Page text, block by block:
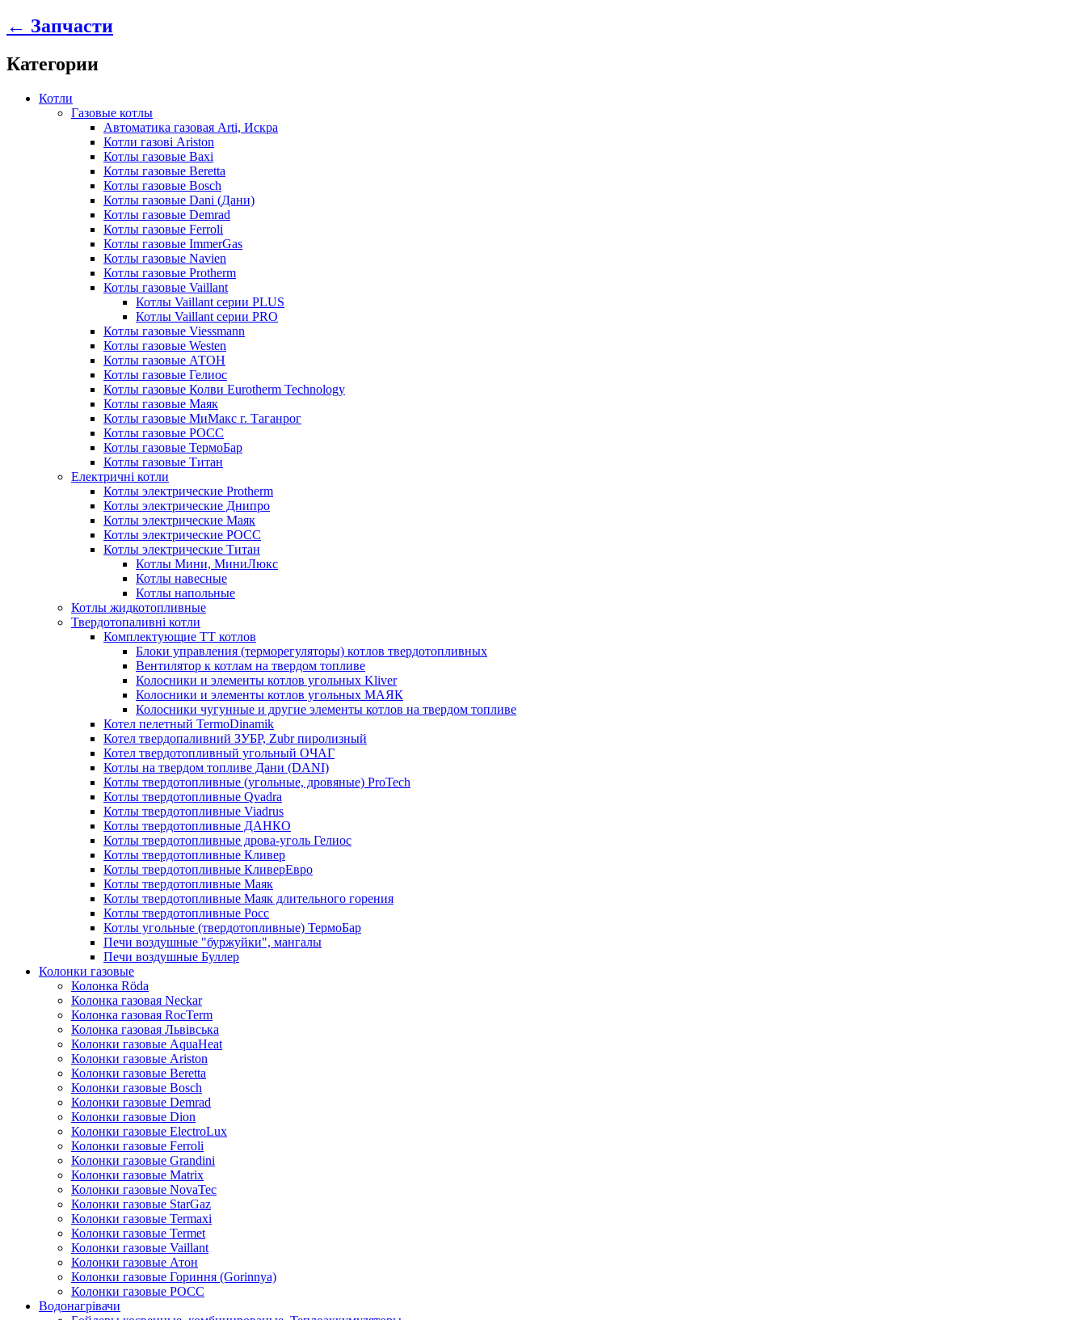
← Запчасти
Категории
Котли
Газовые котлы
Автоматика газовая Arti, Искра
Котли газові Ariston
Котлы газовые Baxi
Котлы газовые Beretta
Котлы газовые Bosch
Котлы газовые Dani (Дани)
Котлы газовые Demrad
Котлы газовые Ferroli
Котлы газовые ImmerGas
Котлы газовые Navien
Котлы газовые Protherm
Котлы газовые Vaillant
Котлы Vaillant серии PLUS
Котлы Vaillant серии PRO
Котлы газовые Viessmann
Котлы газовые Westen
Котлы газовые АТОН
Котлы газовые Гелиос
Котлы газовые Колви Eurotherm Technology
Котлы газовые Маяк
Котлы газовые МиМакс г. Таганрог
Котлы газовые РОСС
Котлы газовые ТермоБар
Котлы газовые Титан
Електричні котли
Котлы электрические Protherm
Котлы электрические Днипро
Котлы электрические Маяк
Котлы электрические РОСС
Котлы электрические Титан
Котлы Мини, МиниЛюкс
Котлы навесные
Котлы напольные
Котлы жидкотопливные
Твердотопаливні котли
Комплектующие ТТ котлов
Блоки управления (терморегуляторы) котлов твердотопливных
Вентилятор к котлам на твердом топливе
Колосники и элементы котлов угольных Kliver
Колосники и элементы котлов угольных МАЯК
Колосники чугунные и другие элементы котлов на твердом топливе
Котел пелетный TermoDinamik
Котел твердопаливний ЗУБР, Zubr пиролизный
Котел твердотопливный угольный ОЧАГ
Котлы на твердом топливе Дани (DANI)
Котлы твердотопливные (угольные, дровяные) ProTech
Котлы твердотопливные Qvadra
Котлы твердотопливные Viadrus
Котлы твердотопливные ДАНКО
Котлы твердотопливные дрова-уголь Гелиос
Котлы твердотопливные Кливер
Котлы твердотопливные КливерЕвро
Котлы твердотопливные Маяк
Котлы твердотопливные Маяк длительного горения
Котлы твердотопливные Росс
Котлы угольные (твердотопливные) ТермоБар
Печи воздушные "буржуйки", мангалы
Печи воздушные Буллер
Колонки газовые
Колонка Rӧda
Колонка газовая Neckar
Колонка газовая RocTerm
Колонка газовая Львiвська
Колонки газовые AquaHeat
Колонки газовые Ariston
Колонки газовые Beretta
Колонки газовые Bosch
Колонки газовые Demrad
Колонки газовые Dion
Колонки газовые ElectroLux
Колонки газовые Ferroli
Колонки газовые Grandini
Колонки газовые Matrix
Колонки газовые NovaTec
Колонки газовые StarGaz
Колонки газовые Termaxi
Колонки газовые Termet
Колонки газовые Vaillant
Колонки газовые Атон
Колонки газовые Гориння (Gorinnya)
Колонки газовые РОСС
Водонагрівачи